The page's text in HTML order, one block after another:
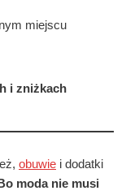
miejscu
i zniżkach
obuwie i dodatki
moda nie musi